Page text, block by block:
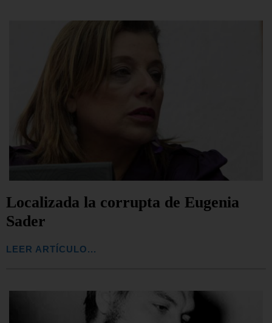
Localizada la corrupta de Eugenia
Sader
LEER ARTÍCULO...